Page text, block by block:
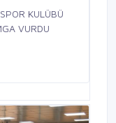
KULÜBÜ
VURDU